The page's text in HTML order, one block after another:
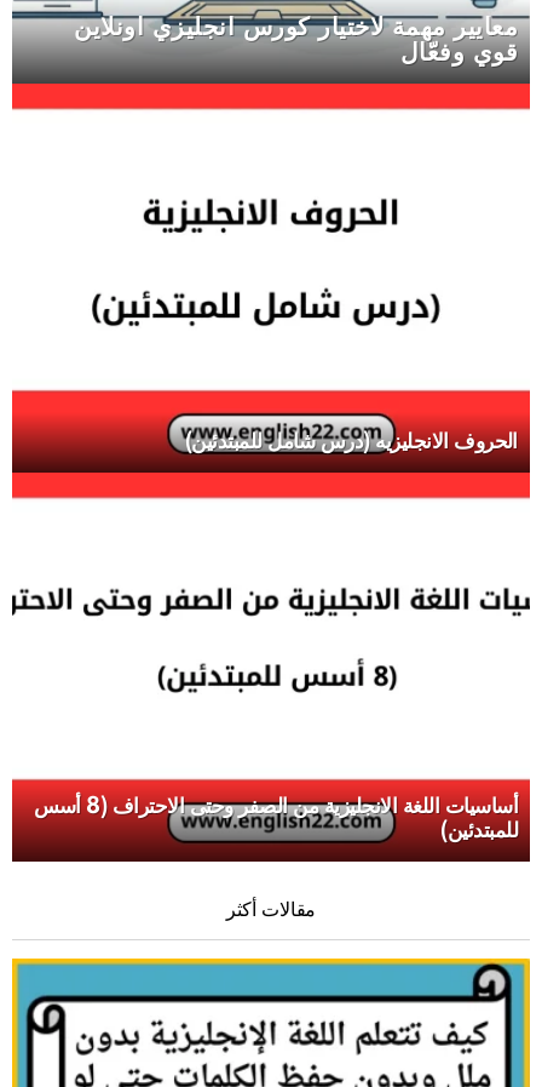
معايير مهمة لاختيار كورس انجليزي اونلاين
قوي وفعّال
الحروف الانجليزيه (درس شامل للمبتدئين)
أساسيات اللغة الانجليزية من الصفر وحتى الاحتراف (8 أسس
للمبتدئين)
مقالات أكثر